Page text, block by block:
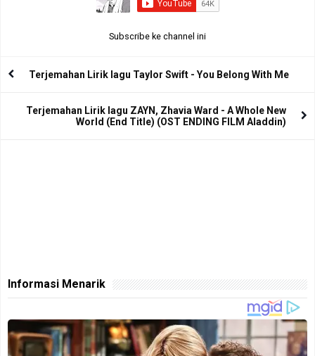
Subscribe ke channel ini
Terjemahan Lirik lagu Taylor Swift - You Belong With Me
Terjemahan Lirik lagu ZAYN, Zhavia Ward - A Whole New
World (End Title) (OST ENDING FILM Aladdin)
Informasi Menarik